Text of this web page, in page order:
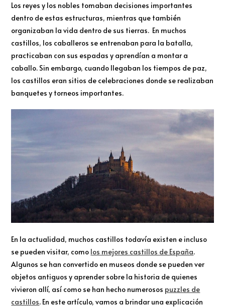
Los reyes y los nobles tomaban decisiones importantes
dentro de estas estructuras, mientras que también
organizaban la vida dentro de sus tierras. En muchos
castillos, los caballeros se entrenaban para la batalla,
practicaban con sus espadas y aprendían a montar a
caballo. Sin embargo, cuando llegaban los tiempos de paz,
los castillos eran sitios de celebraciones donde se realizaban
banquetes y torneos importantes.
En la actualidad, muchos castillos todavía existen e incluso
se pueden visitar, como los mejores castillos de España.
Algunos se han convertido en museos donde se pueden ver
objetos antiguos y aprender sobre la historia de quienes
vivieron allí, así como se han hecho numerosos puzzles de
castillos. En este artículo, vamos a brindar una explicación